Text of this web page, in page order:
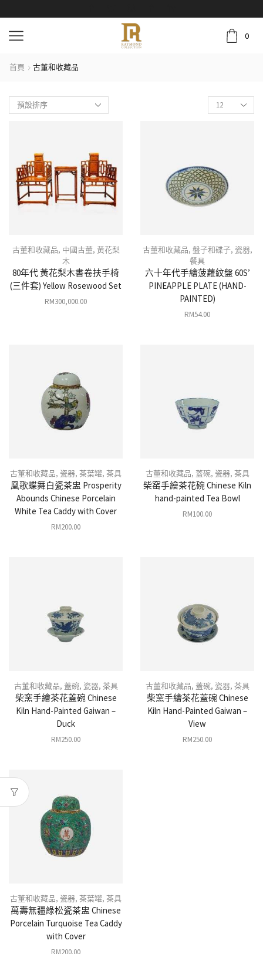
0
首頁 古董和收藏品
古董和收藏品, 中國古董, 黃花梨
木
80年代 黃花梨木書卷扶手椅
(三件套) Yellow Rosewood Set
RM300,000.00
古董和收藏品, 盤子和碟子, 瓷器,
餐具
六十年代手繪菠蘿紋盤 60S’
PINEAPPLE PLATE (HAND-
PAINTED)
RM54.00
古董和收藏品, 瓷器, 茶葉罐, 茶具
凰歌蝶舞白瓷茶盅 Prosperity
Abounds Chinese Porcelain
White Tea Caddy with Cover
RM200.00
古董和收藏品, 蓋碗, 瓷器, 茶具
柴窑手繪茶花碗 Chinese Kiln
hand-painted Tea Bowl
RM100.00
古董和收藏品, 蓋碗, 瓷器, 茶具
柴窯手繪茶花蓋碗 Chinese
Kiln Hand-Painted Gaiwan –
Duck
RM250.00
古董和收藏品, 蓋碗, 瓷器, 茶具
柴窯手繪茶花蓋碗 Chinese
Kiln Hand-Painted Gaiwan –
View
RM250.00
古董和收藏品, 瓷器, 茶葉罐, 茶具
萬壽無疆綠松瓷茶盅 Chinese
Porcelain Turquoise Tea Caddy
with Cover
RM200.00